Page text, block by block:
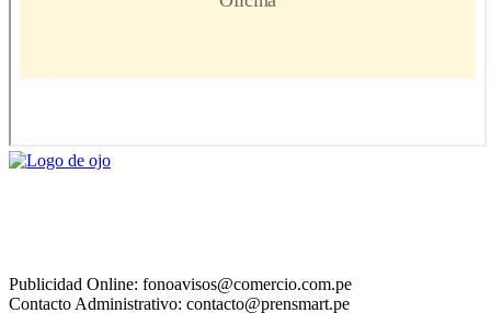
Publicidad Online: fonoavisos@comercio.com.pe
Contacto Administrativo: contacto@prensmart.pe